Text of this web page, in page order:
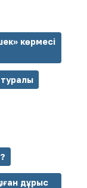
көрмесі
туралы
дұрыс